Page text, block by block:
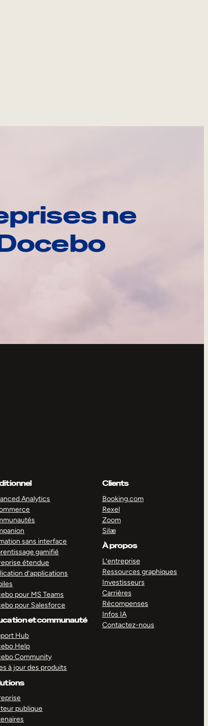
ne
Analytics
sans interface
gamifié
étendue
d’applications
pour MS Teams
pour Salesforce
et communauté
Hub
Help
Community
à jour des produits
publique
Clients
Booking.com
Rexel
Zoom
Silæ
À propos
L’entreprise
Ressources graphiques
Investisseurs
Carrières
Récompenses
Infos IA
Contactez-nous